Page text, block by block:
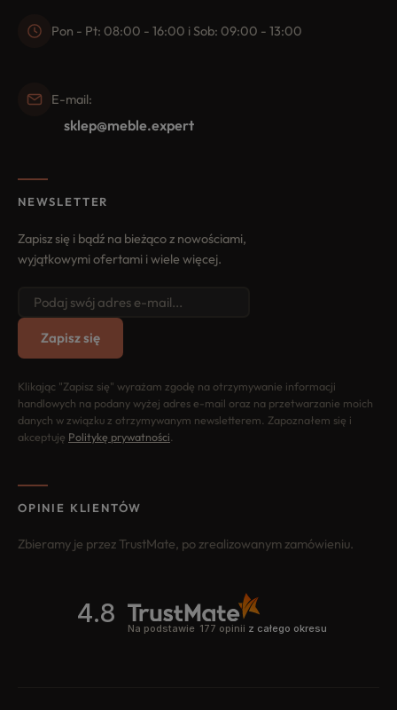
Pon - Pt: 08:00 - 16:00 i Sob: 09:00 - 13:00
E-mail:
sklep@meble.expert
NEWSLETTER
Zapisz się i bądź na bieżąco z nowościami,
wyjątkowymi ofertami i wiele więcej.
Zapisz się
Klikając "Zapisz się" wyrażam zgodę na otrzymywanie informacji
handlowych na podany wyżej adres e-mail oraz na przetwarzanie moich
danych w związku z otrzymywanym newsletterem. Zapoznałem się i
akceptuję Politykę prywatności.
OPINIE KLIENTÓW
Zbieramy je przez TrustMate, po zrealizowanym zamówieniu.